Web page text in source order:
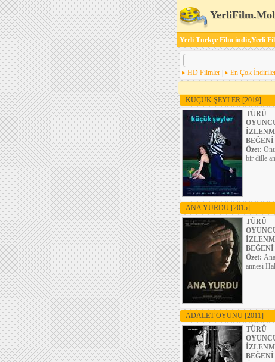
Yerli Türkçe Film indir,Yerli
HD Filmler En Çok
KÜÇÜK ŞEYLER [2019]
TÜRÜ
BEĞENİ
Özet:
bir dille
ANA YURDU [2015]
TÜRÜ
BEĞENİ
Özet:
annesi
ADALET OYUNU [2011]
TÜRÜ
BEĞENİ